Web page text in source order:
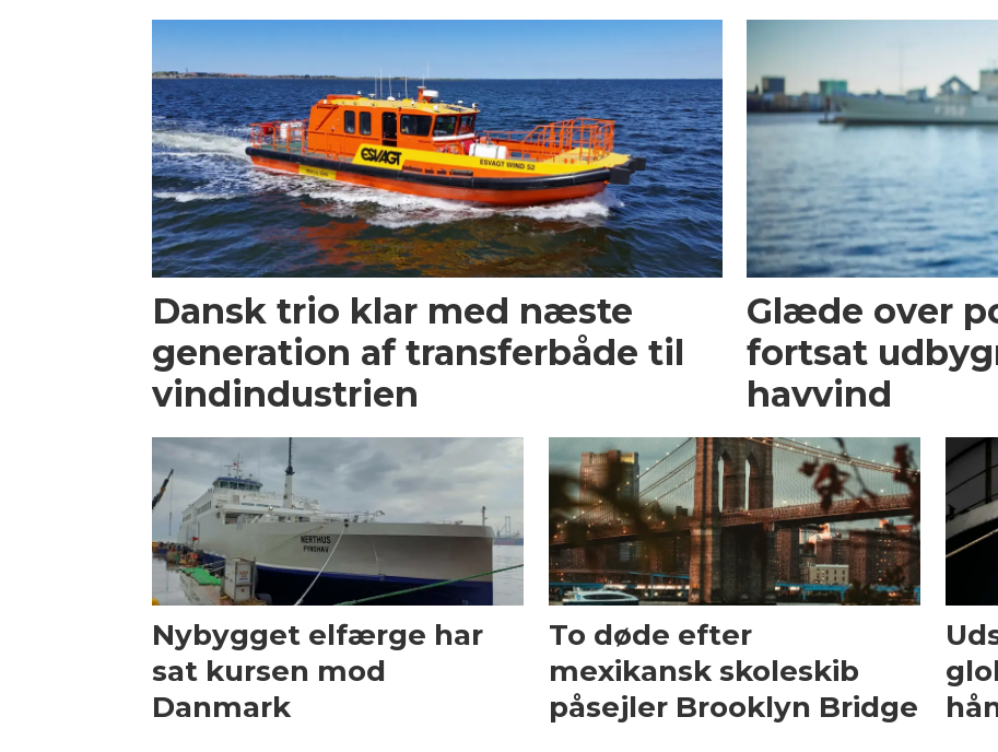
Dansk trio klar med næste
generation af transferbåde til
vindindustrien
Glæde over
fortsat
havvind
Nybygget elfærge har
sat kursen mod
Danmark
To døde efter
mexikansk skoleskib
påsejler Brooklyn Bridge